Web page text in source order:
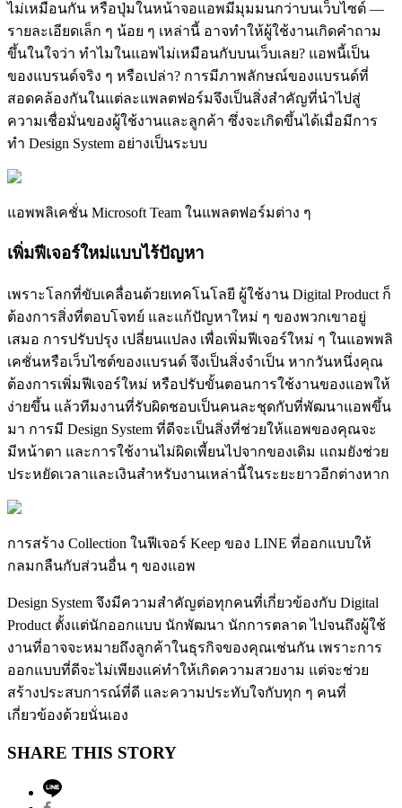
ไม่เหมือนกัน หรือปุ่มในหน้าจอแอพมีมุมมนกว่าบนเว็บไซต์ —
รายละเอียดเล็ก ๆ น้อย ๆ เหล่านี้ อาจทำให้ผู้ใช้งานเกิดคำถาม
ขึ้นในใจว่า ทำไมในแอพไม่เหมือนกับบนเว็บเลย? แอพนี้เป็น
ของแบรนด์จริง ๆ หรือเปล่า? การมีภาพลักษณ์ของแบรนด์ที่
สอดคล้องกันในแต่ละแพลตฟอร์มจึงเป็นสิ่งสำคัญที่นำไปสู่
ความเชื่อมั่นของผู้ใช้งานและลูกค้า ซึ่งจะเกิดขึ้นได้เมื่อมีการ
ทำ Design System อย่างเป็นระบบ
แอพพลิเคชั่น Microsoft Team ในแพลตฟอร์มต่าง ๆ
เพิ่มฟีเจอร์ใหม่แบบไร้ปัญหา
เพราะโลกที่ขับเคลื่อนด้วยเทคโนโลยี ผู้ใช้งาน Digital Product ก็
ต้องการสิ่งที่ตอบโจทย์ และแก้ปัญหาใหม่ ๆ ของพวกเขาอยู่
เสมอ การปรับปรุง เปลี่ยนแปลง เพื่อเพิ่มฟีเจอร์ใหม่ ๆ ในแอพพลิ
เคชั่นหรือเว็บไซต์ของแบรนด์ จึงเป็นสิ่งจำเป็น หากวันหนึ่งคุณ
ต้องการเพิ่มฟีเจอร์ใหม่ หรือปรับขั้นตอนการใช้งานของแอพให้
ง่ายขึ้น แล้วทีมงานที่รับผิดชอบเป็นคนละชุดกับที่พัฒนาแอพขึ้น
มา การมี Design System ที่ดีจะเป็นสิ่งที่ช่วยให้แอพของคุณจะ
มีหน้าตา และการใช้งานไม่ผิดเพี้ยนไปจากของเดิม แถมยังช่วย
ประหยัดเวลาและเงินสำหรับงานเหล่านี้ในระยะยาวอีกต่างหาก
การสร้าง Collection ในฟีเจอร์ Keep ของ LINE ที่ออกแบบให้
กลมกลืนกับส่วนอื่น ๆ ของแอพ
Design System จึงมีความสำคัญต่อทุกคนที่เกี่ยวข้องกับ Digital
Product ตั้งแต่นักออกแบบ นักพัฒนา นักการตลาด ไปจนถึงผู้ใช้
งานที่อาจจะหมายถึงลูกค้าในธุรกิจของคุณเช่นกัน เพราะการ
ออกแบบที่ดีจะไม่เพียงแค่ทำให้เกิดความสวยงาม แต่จะช่วย
สร้างประสบการณ์ที่ดี และความประทับใจกับทุก ๆ คนที่
เกี่ยวข้องด้วยนั่นเอง
SHARE THIS STORY